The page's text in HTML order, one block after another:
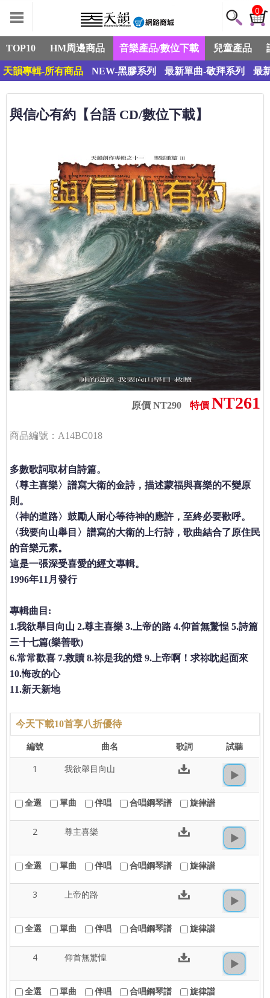
0
TOP10 HM周邊商品 音樂產品/數位下載 兒童產品
天韻專輯-所有商品 NEW-黑膠系列 最新單曲-敬拜系列 最
與信心有約【台語 CD/數位下載】
原價 NT290 特價 NT261
商品編號：A14BC018
多數歌詞取材自詩篇。
〈尊主喜樂〉譜寫大衛的金詩，描述蒙福與喜樂的不變原
則。
〈神的道路〉鼓勵人耐心等待神的應許，至終必要歡呼。
〈我要向山舉目〉譜寫的大衛的上行詩，歌曲結合了原住民
的音樂元素。
這是一張深受喜愛的經文專輯。
1996年11月發行
專輯曲目:
1.我欲舉目向山 2.尊主喜樂 3.上帝的路 4.仰首無驚惶 5.詩篇
三十七篇(樂善歌)
6.常常歡喜 7.救贖 8.祢是我的燈 9.上帝啊！求祢眈起面來
10.悔改的心
11.新天新地
今天下載10首享八折優待
編號 曲名 歌詞
試聽
1
我欲舉目向山
全選 單曲 伴唱 合唱鋼琴譜 旋律譜
2 尊主喜樂
全選 單曲 伴唱 合唱鋼琴譜 旋律譜
3 上帝的路
全選 單曲 伴唱 合唱鋼琴譜 旋律譜
4 仰首無驚惶
全選 單曲 伴唱 合唱鋼琴譜 旋律譜